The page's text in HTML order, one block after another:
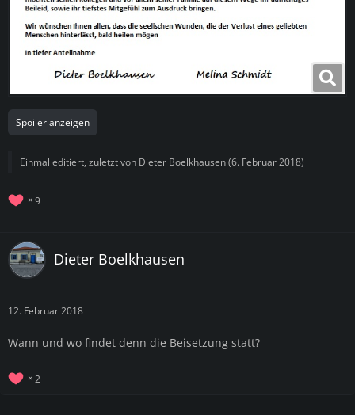
Spoiler anzeigen
Einmal editiert, zuletzt von Dieter Boelkhausen(6. Februar 2018)
9
Dieter Boelkhausen
12. Februar 2018
Wann und wo findet denn die Beisetzung statt?
2